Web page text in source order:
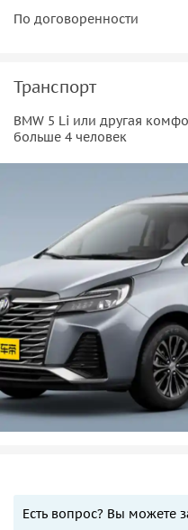
По договоренности
Транспорт
BMW 5 Li или другая
больше 4 человек
Есть вопрос? Вы можете